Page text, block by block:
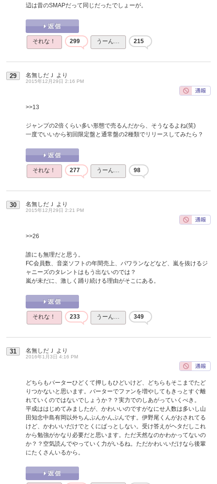
辺は昔のSMAPだって同じだったでしょーが。
それな！ 299 うーん… 215
29 名無しだＪ より
2015年12月29日 2:16 PM
>>13
ジャンプの2倍くらい多い形態で売るんだから、そうなるよね(笑)
一度でいいから初回限定盤と通常盤の2種類でリリースしてみたら？
それな！ 277 うーん… 98
30 名無しだＪ より
2015年12月29日 2:21 PM
>>26
誰にも無理だと思う。
FC会員数、音楽ソフトの年間売上、パワランなどなど、嵐を抜けるジ
ャニーズのタレントはもう出ないのでは？
嵐が未だに、激しく踊り続ける理由がそこにある。
それな！ 233 うーん… 349
31 名無しだＪ より
2016年1月3日 4:16 PM
どちらもバーターひどくて押しもひどいけど、どちらもそこまでたど
りつかないと思います。バーターでファンを増やしてもきっとすぐ離
れていくのではないでしょうか？？実力でのしあがっていくべき。
平成ははじめてみましたが、かわいいのですがなにせ人数は多いし山
田知念中島有岡以外ちんぷんかんぷんです。伊野尾くんがおされてる
けど、かわいいだけでとくにぱっとしない。受け答えがヘタだしこれ
から勉強がかなり必要だと思います。ただ天然なのかわかってないの
か？？空気読んでやっていく力がいるね。ただかわいいだけなら後輩
にたくさんいるから。